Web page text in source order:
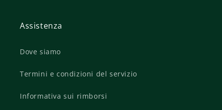
Assistenza
Dove siamo
Termini e condizioni del servizio
Informativa sui rimborsi